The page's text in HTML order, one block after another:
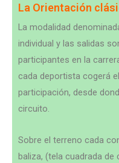
La Orientación
La modalidad
individual y las salidas
participantes en la
cada deportista cogerá
participación, desde
circuito.
Sobre el terreno cada
baliza, (tela cuadrada de